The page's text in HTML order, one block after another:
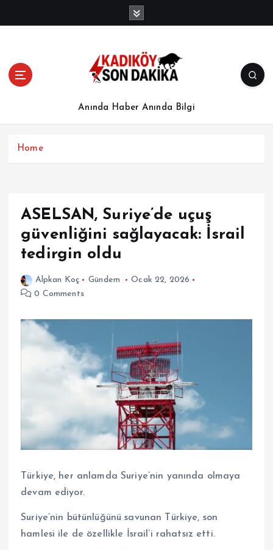
Anında Haber Anında Bilgi
Home
ASELSAN, Suriye’de uçuş
güvenliğini sağlayacak: İsrail
tedirgin oldu
Alpkan Koç Gündem
Ocak 22, 2026
0 Comments
Türkiye, her anlamda Suriye’nin yanında olmaya
devam ediyor.
Suriye’nin bütünlüğünü savunan Türkiye, son
hamlesi ile de özellikle İsrail’i rahatsız etti.